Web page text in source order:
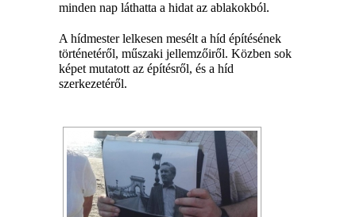
minden nap láthatta a hidat az ablakokból.
A hídmester lelkesen mesélt a híd építésének
történetéről, műszaki jellemzőiről. Közben sok
képet mutatott az építésről, és a híd
szerkezetéről.